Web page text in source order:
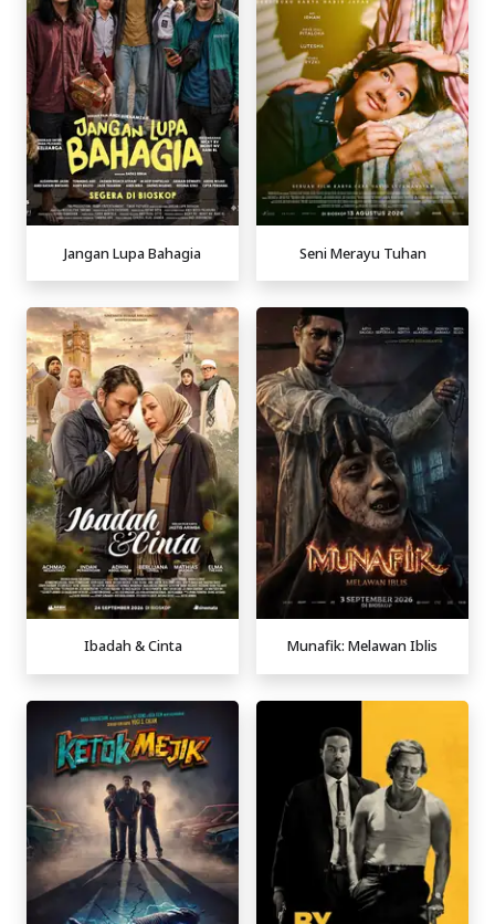
Jangan Lupa Bahagia Seni Merayu Tuhan
Ibadah & Cinta Munafik: Melawan Iblis